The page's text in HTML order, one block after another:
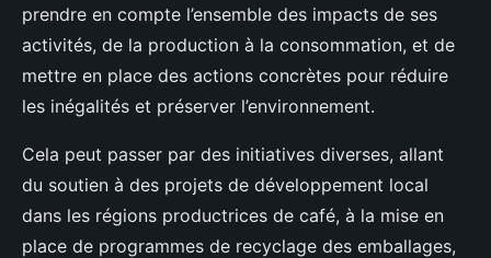
prendre en compte l’ensemble des impacts de ses
activités, de la production à la consommation, et de
mettre en place des actions concrètes pour réduire
les inégalités et préserver l’environnement.
Cela peut passer par des initiatives diverses, allant
du soutien à des projets de développement local
dans les régions productrices de café, à la mise en
place de programmes de recyclage des emballages,